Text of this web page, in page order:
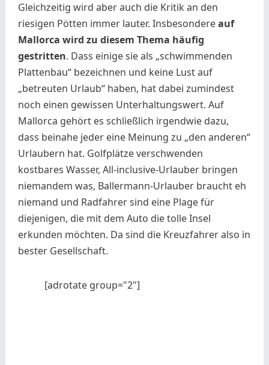
Gleichzeitig wird aber auch die Kritik an den
riesigen Pötten immer lauter. Insbesondereauf
Mallorca wird zu diesem Thema häufig
gestritten. Dass einige sie als „schwimmenden
Plattenbau“ bezeichnen und keine Lust auf
„betreuten Urlaub“ haben, hat dabei zumindest
noch einen gewissen Unterhaltungswert. Auf
Mallorca gehört es schließlich irgendwie dazu,
dass beinahe jeder eine Meinung zu „den anderen“
Urlaubern hat. Golfplätze verschwenden
kostbares Wasser, All-inclusive-Urlauber bringen
niemandem was, Ballermann-Urlauber braucht eh
niemand und Radfahrer sind eine Plage für
diejenigen, die mit dem Auto die tolle Insel
erkunden möchten. Da sind die Kreuzfahrer also in
bester Gesellschaft.
[adrotate group="2"]